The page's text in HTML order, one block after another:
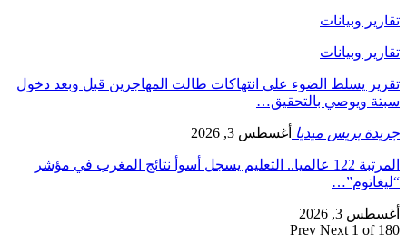
تقارير وبيانات
تقارير وبيانات
تقرير يسلط الضوء على انتهاكات طالت المهاجرين قبل وبعد دخول
سبتة ويوصي بالتحقيق…
جريدة بريس ميديا أغسطس 3, 2026
المرتبة 122 عالميا.. التعليم يسجل أسوأ نتائج المغرب في مؤشر
“ليغاتوم”…
أغسطس 3, 2026
Prev Next 1 of 180